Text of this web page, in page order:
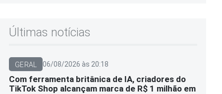
Últimas notícias
GERAL 06/08/2026 às 20:18
Com ferramenta britânica de IA, criadores do
TikTok Shop alcançam marca de R$ 1 milhão em